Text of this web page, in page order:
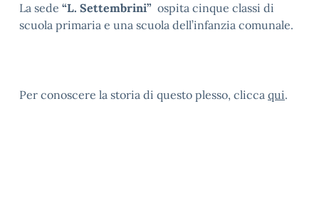
La sede “L. Settembrini” ospita cinque classi di
scuola primaria e una scuola dell’infanzia comunale.
Per conoscere la storia di questo plesso, clicca qui.